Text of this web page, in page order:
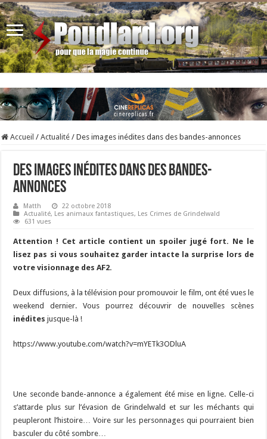
Accueil / Actualité / Des images inédites dans des bandes-annonces
Des images inédites dans des bandes-
annonces
Matth
22 octobre 2018
Actualité, Les animaux fantastiques, Les Crimes de Grindelwald
631 vues
Attention ! Cet article contient un spoiler jugé fort. Ne le
lisez pas si vous souhaitez garder intacte la surprise lors de
votre visionnage des AF2.
Deux diffusions, à la télévision pour promouvoir le film, ont été vues le
weekend dernier. Vous pourrez découvrir de nouvelles scènes
inédites jusque-là !
https://www.youtube.com/watch?v=mYETk3ODluA
Une seconde bande-annonce a également été mise en ligne. Celle-ci
s’attarde plus sur l’évasion de Grindelwald et sur les méchants qui
peupleront l’histoire… Voire sur les personnages qui pourraient bien
basculer du côté sombre…